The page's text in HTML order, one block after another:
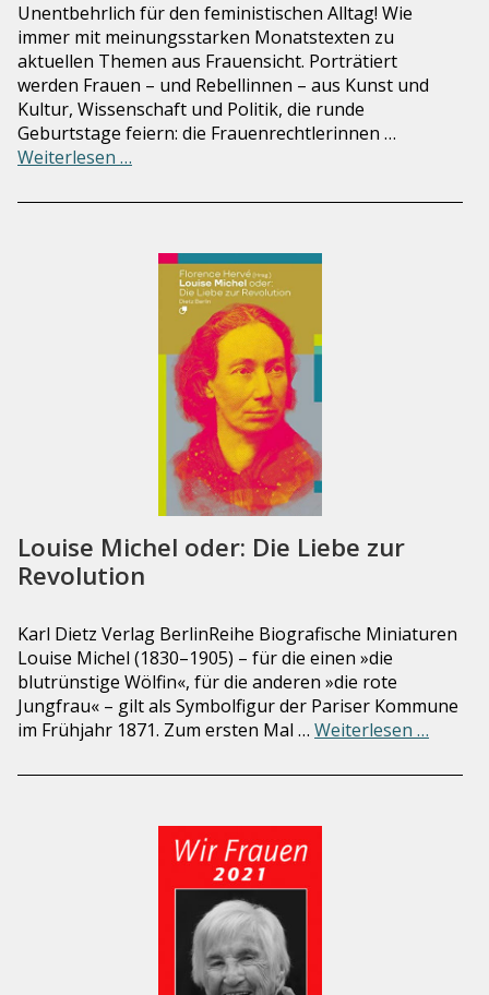
Unentbehrlich für den feministischen Alltag! Wie
immer mit meinungsstarken Monatstexten zu
aktuellen Themen aus Frauensicht. Porträtiert
werden Frauen – und Rebellinnen – aus Kunst und
Kultur, Wissenschaft und Politik, die runde
Geburtstage feiern: die Frauenrechtlerinnen …
Weiterlesen …
Louise Michel oder: Die Liebe zur
Revolution
Karl Dietz Verlag BerlinReihe Biografische Miniaturen
Louise Michel (1830–1905) – für die einen »die
blutrünstige Wölfin«, für die anderen »die rote
Jungfrau« – gilt als Symbolfigur der Pariser Kommune
im Frühjahr 1871. Zum ersten Mal … Weiterlesen …